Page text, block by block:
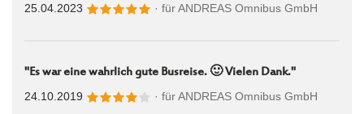
25.04.2023 · fürANDREAS Omnibus GmbH
"Es war eine wahrlich gute Busreise. 🙂 Vielen Dank."
24.10.2019 · fürANDREAS Omnibus GmbH